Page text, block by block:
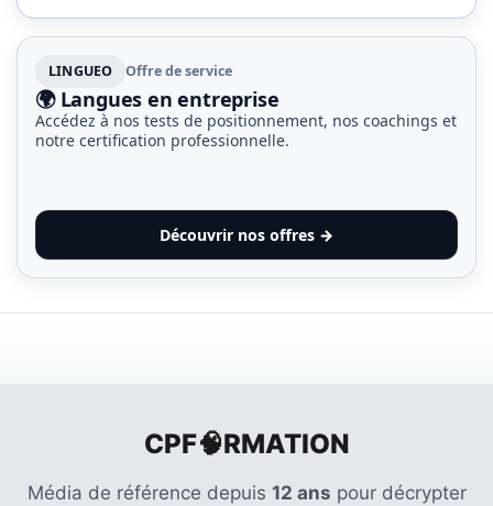
LINGUEO Offre de service
🌍 Langues en entreprise
Accédez à nos tests de positionnement, nos coachings et
notre certification professionnelle.
Découvrir nos offres →
CPF🧠RMATION
Média de référence depuis 12 ans pour décrypter